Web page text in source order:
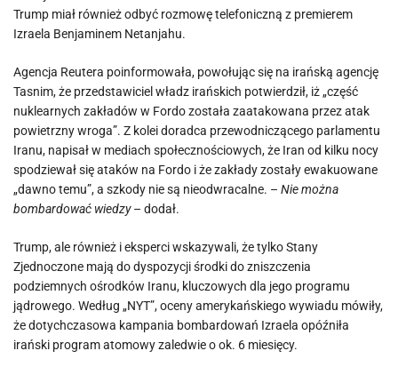
Trump miał również odbyć rozmowę telefoniczną z premierem
Izraela Benjaminem Netanjahu.
Agencja Reutera poinformowała, powołując się na irańską agencję
Tasnim, że przedstawiciel władz irańskich potwierdził, iż „część
nuklearnych zakładów w Fordo została zaatakowana przez atak
powietrzny wroga”. Z kolei doradca przewodniczącego parlamentu
Iranu, napisał w mediach społecznościowych, że Iran od kilku nocy
spodziewał się ataków na Fordo i że zakłady zostały ewakuowane
„dawno temu”, a szkody nie są nieodwracalne. – Nie można
bombardować wiedzy– dodał.
Trump, ale również i eksperci wskazywali, że tylko Stany
Zjednoczone mają do dyspozycji środki do zniszczenia
podziemnych ośrodków Iranu, kluczowych dla jego programu
jądrowego. Według „NYT”, oceny amerykańskiego wywiadu mówiły,
że dotychczasowa kampania bombardowań Izraela opóźniła
irański program atomowy zaledwie o ok. 6 miesięcy.